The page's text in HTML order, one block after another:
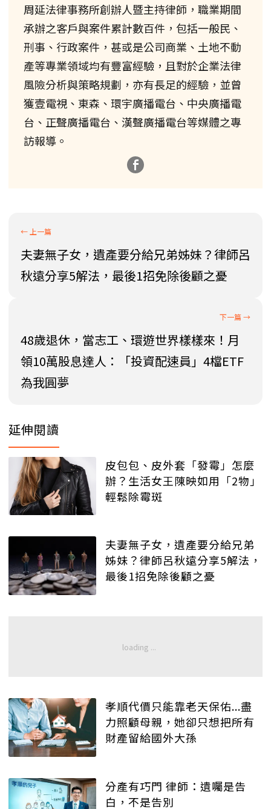
周延法律事務所創辦人暨主持律師，職業期間
承辦之客戶與案件累計數百件，包括一般民、
刑事、行政案件，甚或是公司商業、土地不動
產等專業領域均有豐富經驗，且對於企業法律
風險分析與策略規劃，亦有長足的經驗，並曾
獲壹電視、東森、環宇廣播電台、中央廣播電
台、正聲廣播電台、漢聲廣播電台等媒體之專
訪報導。
夫妻無子女，遺產要分給兄弟姊妹？律師呂
秋遠分享5解法，最後1招免除後顧之憂
48歲退休，當志工、環遊世界樣樣來！月
領10萬股息達人：「投資配速員」4檔ETF
為我圓夢
延伸閱讀
皮包包、皮外套「發霉」怎麼
辦？生活女王陳映如用「2物」
輕鬆除霉斑
夫妻無子女，遺產要分給兄弟
姊妹？律師呂秋遠分享5解法，
最後1招免除後顧之憂
孝順代價只能靠老天保佑...盡
力照顧母親，她卻只想把所有
財產留給國外大孫
分產有巧門 律師：遺囑是告
白，不是告別